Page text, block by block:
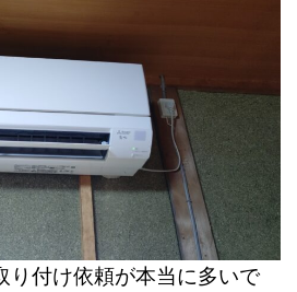
り付け依頼が本当に多いで